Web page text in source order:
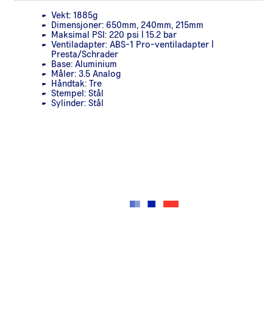
Vekt: 1885g
Dimensjoner: 650mm, 240mm, 215mm
Maksimal PSI: 220 psi | 15.2 bar
Ventiladapter: ABS-1 Pro-ventiladapter |
Presta/Schrader
Base: Aluminium
Måler: 3.5 Analog
Håndtak: Tre
Stempel: Stål
Sylinder: Stål